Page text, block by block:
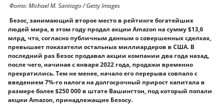
Фото: Michael M. Santiago / Getty Images
Безос, занимающий второе место в рейтинге богатейших
людей мира, в этом году продал акции Amazon на сумму $13,6
млрд, что, согласно публичным данным о совершенных сделках,
превышает показатели остальных миллиардеров в США. В
последний раз Безос продавал акции компании два года назад,
после чего, начиная с января 2022 года, продажи временно
прекратились. Тем не менее, начало его перерыва совпало с
введением 7%-го налога на долгосрочный прирост капитала в
размере более $250 000 в штате Вашингтон, под который попали
акции Amazon, принадлежащие Безосу.